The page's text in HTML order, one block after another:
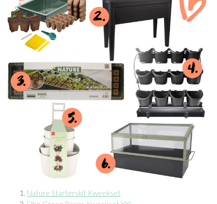
Nature Starterskit Kweekset